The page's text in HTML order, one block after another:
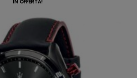
IN OFFERTA!